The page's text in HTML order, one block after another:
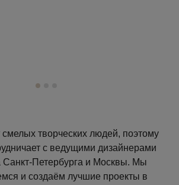
творческих людей, поэтому
с ведущими дизайнерами
Санкт-Петербурга и Москвы. Мы
и создаём лучшие проекты в